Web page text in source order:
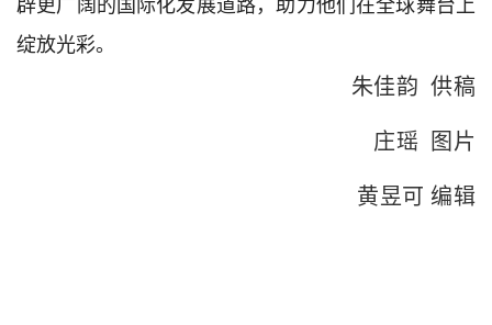
辟更广阔的国际化发展道路，助力他们在全球舞台上
绽放光彩。
朱佳韵 供稿
庄瑶 图片
黄昱可 编辑